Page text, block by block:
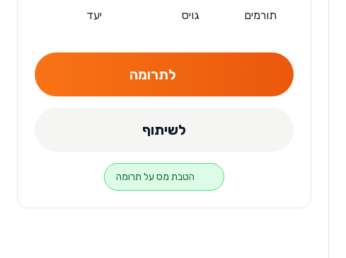
תורמים גויס יעד
לתרומה
לשיתוף
הטבת מס על תרומה